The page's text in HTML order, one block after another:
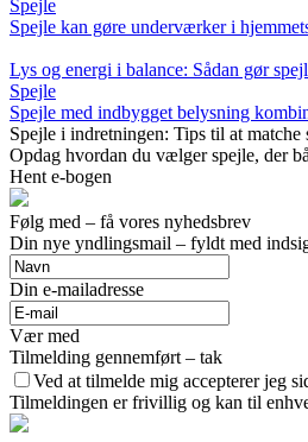
Spejle
Spejle kan gøre underværker i
Lys og energi i balance: Sådan gør
Spejle
Spejle med indbygget belysning
Spejle i indretningen: Tips til at
Opdag hvordan du vælger spejle, der
Hent e-bogen
Følg med – få vores nyhedsbrev
Din nye yndlingsmail – fyldt med
Din e-mailadresse
Vær med
Tilmelding gennemført – tak
Ved at tilmelde mig accepterer jeg
Tilmeldingen er frivillig og kan til